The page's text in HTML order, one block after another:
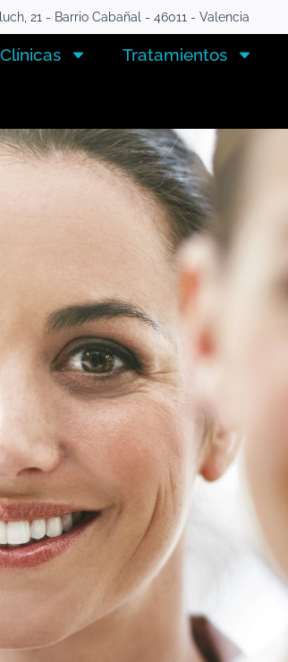
21 - Barrio Cabañal - 46011 - Valencia
Clínicas Tratamientos